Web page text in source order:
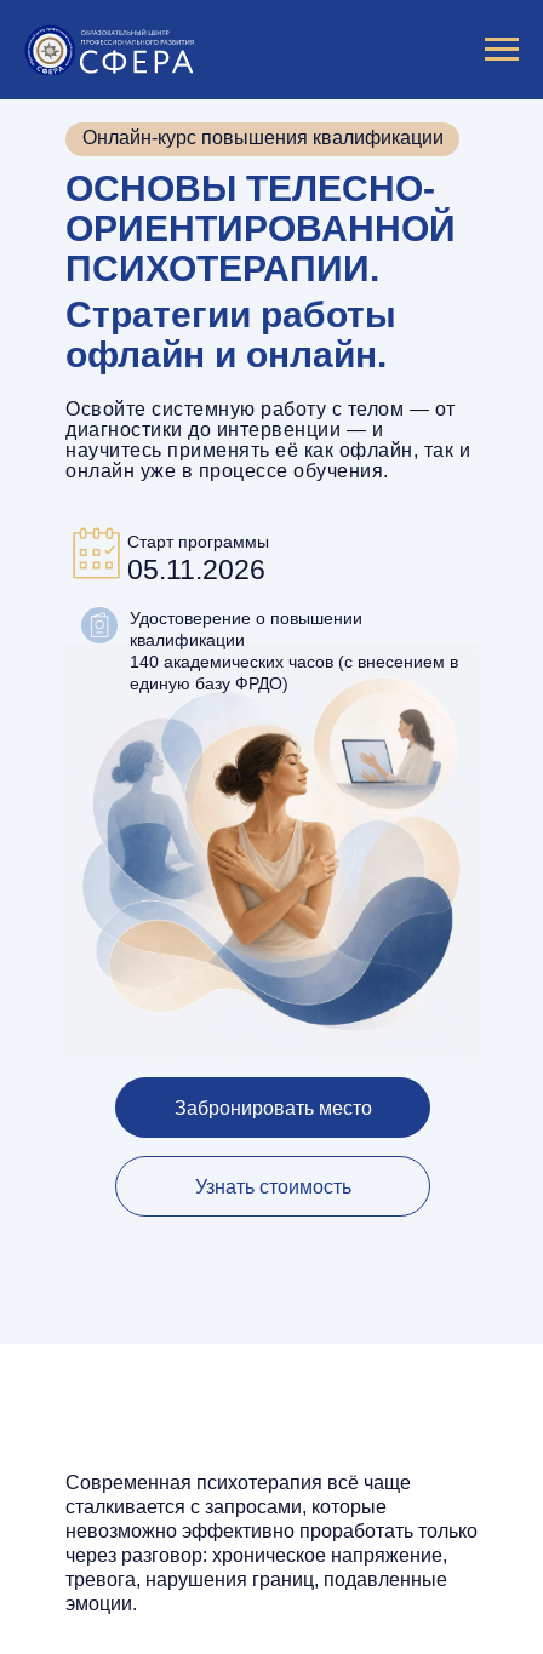
Узнать стоимость
Забронировать место
Удостоверение о повышении
квалификации
140 академических часов (с внесением в
единую базу ФРДО)
05.11.2026
Старт программы
Освойте системную работу с телом — от
диагностики до интервенции — и
научитесь применять её как офлайн, так и
онлайн уже в процессе обучения.
Cтратегии работы
офлайн и онлайн.
ОСНОВЫ ТЕЛЕСНО-
ОРИЕНТИРОВАННОЙ
ПСИХОТЕРАПИИ.
Онлайн-курс повышения квалификации
Современная психотерапия всё чаще
сталкивается с запросами, которые
невозможно эффективно проработать только
через разговор: хроническое напряжение,
тревога, нарушения границ, подавленные
эмоции.